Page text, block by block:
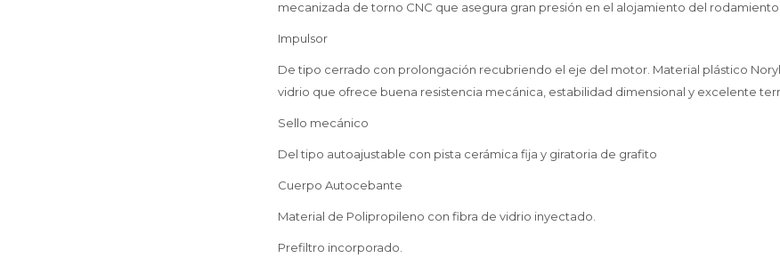
mecanizada de torno CNC que asegura gran presión en el alojamiento del rodamiento
Impulsor
De tipo cerrado con prolongación recubriendo el eje del motor. Material plástico
vidrio que ofrece buena resistencia mecánica, estabilidad dimensional y excelente
Sello mecánico
Del tipo autoajustable con pista cerámica fija y giratoria de grafito
Cuerpo Autocebante
Material de Polipropileno con fibra de vidrio inyectado.
Prefiltro incorporado.